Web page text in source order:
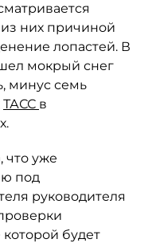
них причиной
лопастей. В
мокрый снег
минус семь
ТАСС в
что уже
под
руководителя
будет